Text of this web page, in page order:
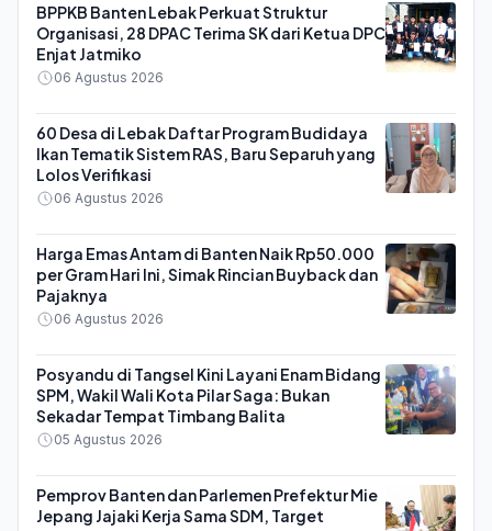
BPPKB Banten Lebak Perkuat Struktur
Organisasi, 28 DPAC Terima SK dari Ketua DPC
Enjat Jatmiko
06 Agustus 2026
60 Desa di Lebak Daftar Program Budidaya
Ikan Tematik Sistem RAS, Baru Separuh yang
Lolos Verifikasi
06 Agustus 2026
Harga Emas Antam di Banten Naik Rp50.000
per Gram Hari Ini, Simak Rincian Buyback dan
Pajaknya
06 Agustus 2026
Posyandu di Tangsel Kini Layani Enam Bidang
SPM, Wakil Wali Kota Pilar Saga: Bukan
Sekadar Tempat Timbang Balita
05 Agustus 2026
Pemprov Banten dan Parlemen Prefektur Mie
Jepang Jajaki Kerja Sama SDM, Target